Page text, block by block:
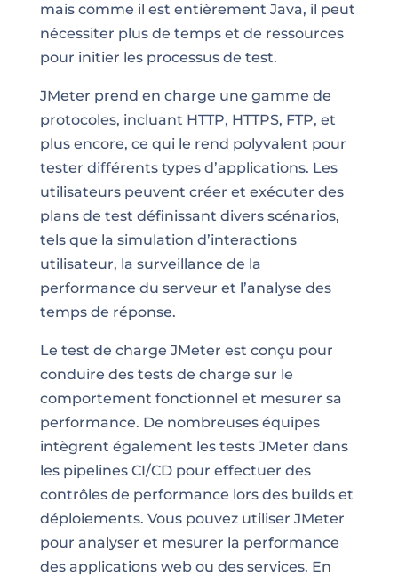
mais comme il est entièrement Java, il peut
nécessiter plus de temps et de ressources
pour initier les processus de test.
JMeter prend en charge une gamme de
protocoles, incluant HTTP, HTTPS, FTP, et
plus encore, ce qui le rend polyvalent pour
tester différents types d’applications. Les
utilisateurs peuvent créer et exécuter des
plans de test définissant divers scénarios,
tels que la simulation d’interactions
utilisateur, la surveillance de la
performance du serveur et l’analyse des
temps de réponse.
Le test de charge JMeter est conçu pour
conduire des tests de charge sur le
comportement fonctionnel et mesurer sa
performance. De nombreuses équipes
intègrent également les tests JMeter dans
les pipelines CI/CD pour effectuer des
contrôles de performance lors des builds et
déploiements. Vous pouvez utiliser JMeter
pour analyser et mesurer la performance
des applications web ou des services. En